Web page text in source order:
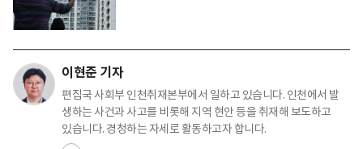
이현준 기자
편집국 사회부 인천취재본부에서 일하고 있습니다. 인천에서 발
생하는 사건과 사고를 비롯해 지역 현안 등을 취재해 보도하고
있습니다. 경청하는 자세로 활동하고자 합니다.